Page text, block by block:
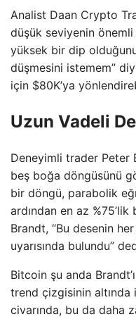
Analist Daan Crypto
düşük seviyenin
yüksek bir dip
düşmesini istemem”
için $80K’ya
Uzun Vadeli
Deneyimli trader Peter
beş boğa döngüsünü
bir döngü, parabolik
ardından en az
Brandt, “Bu desenin
uyarısında bulundu”
Bitcoin şu anda
trend çizgisinin
civarında, bu da daha